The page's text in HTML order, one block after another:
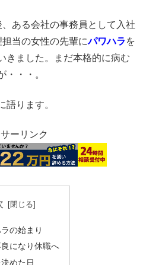
ある会社の事務員として入社
当の女性の先輩にパワハラ を
きました。まだ本格的に病む
・・・。
語ります。
ーリンク
の始まり
になり休職へ
めた日